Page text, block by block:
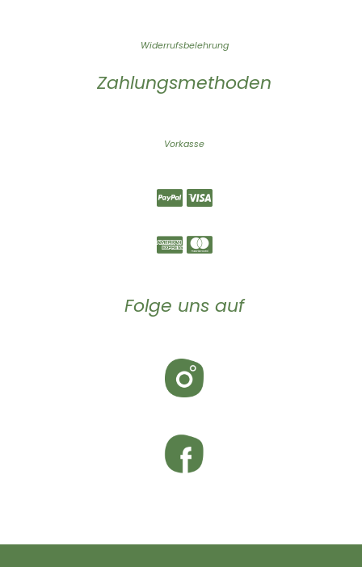
Widerrufsbelehrung
Zahlungsmethoden
Vorkasse
Folge uns auf